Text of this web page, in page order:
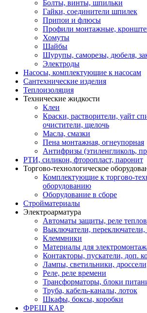
Болты, винты, шпильки
Гайки, соединители шпилек
Припои и флюсы
Профили монтажные,
Хомуты
Шайбы
Шурупы, саморезы, дюбеля,
Электроды
Насосы, комплектующие к насосам
Сантехнические изделия
Теплоизоляция
Технические жидкости
Клеи
Краски, растворители, уайт
очистители, щелочь
Масла, смазки
Пена монтажная, огнеупорная
Антифризы (этиленгликоль,
РТИ, силикон, фторопласт, паронит
Торгово-технологическое
Комплектующие к торгово-
оборудованию
Оборудование в сборе
Стройматериалы
Электроарматура
Автоматы защиты, реле
Выключатели,
Клеммники
Материалы для
Контакторы, пускатели, доп.
Лампы, светильники,
Реле, реле времени
Трансформаторы, блоки
Труба, кабель-каналы, лоток
Шкафы, боксы, коробки
ФРЕШ КАР